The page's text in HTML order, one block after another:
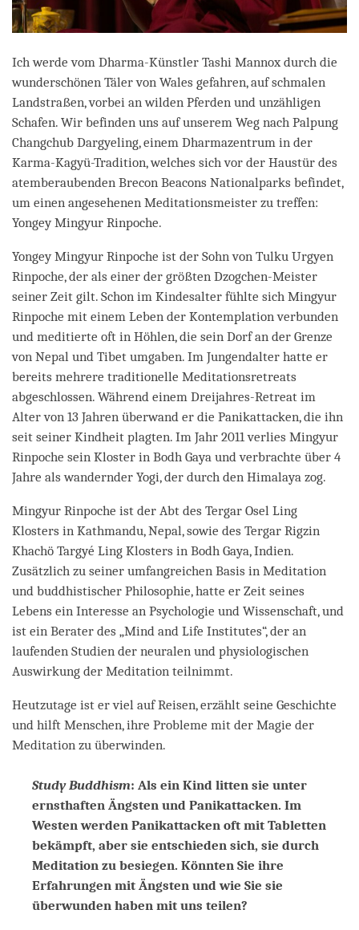
Ich werde vom Dharma-Künstler Tashi Mannox durch die
wunderschönen Täler von Wales gefahren, auf schmalen
Landstraßen, vorbei an wilden Pferden und unzähligen
Schafen. Wir befinden uns auf unserem Weg nach Palpung
Changchub Dargyeling, einem Dharmazentrum in der
Karma-Kagyü-Tradition, welches sich vor der Haustür des
atemberaubenden Brecon Beacons Nationalparks befindet,
um einen angesehenen Meditationsmeister zu treffen:
Yongey Mingyur Rinpoche.
Yongey Mingyur Rinpoche ist der Sohn von Tulku Urgyen
Rinpoche, der als einer der größten Dzogchen-Meister
seiner Zeit gilt. Schon im Kindesalter fühlte sich Mingyur
Rinpoche mit einem Leben der Kontemplation verbunden
und meditierte oft in Höhlen, die sein Dorf an der Grenze
von Nepal und Tibet umgaben. Im Jungendalter hatte er
bereits mehrere traditionelle Meditationsretreats
abgeschlossen. Während einem Dreijahres-Retreat im
Alter von 13 Jahren überwand er die Panikattacken, die ihn
seit seiner Kindheit plagten. Im Jahr 2011 verlies Mingyur
Rinpoche sein Kloster in Bodh Gaya und verbrachte über 4
Jahre als wandernder Yogi, der durch den Himalaya zog.
Mingyur Rinpoche ist der Abt des Tergar Osel Ling
Klosters in Kathmandu, Nepal, sowie des Tergar Rigzin
Khachö Targyé Ling Klosters in Bodh Gaya, Indien.
Zusätzlich zu seiner umfangreichen Basis in Meditation
und buddhistischer Philosophie, hatte er Zeit seines
Lebens ein Interesse an Psychologie und Wissenschaft, und
ist ein Berater des „Mind and Life Institutes“, der an
laufenden Studien der neuralen und physiologischen
Auswirkung der Meditation teilnimmt.
Heutzutage ist er viel auf Reisen, erzählt seine Geschichte
und hilft Menschen, ihre Probleme mit der Magie der
Meditation zu überwinden.
Study Buddhism: Als ein Kind litten sie unter
ernsthaften Ängsten und Panikattacken. Im
Westen werden Panikattacken oft mit Tabletten
bekämpft, aber sie entschieden sich, sie durch
Meditation zu besiegen. Könnten Sie ihre
Erfahrungen mit Ängsten und wie Sie sie
überwunden haben mit uns teilen?